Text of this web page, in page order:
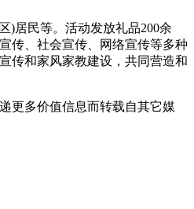
)居民等。活动发放礼品200余
传、社会宣传、网络宣传等多种
传和家风家教建设，共同营造和
更多价值信息而转载自其它媒